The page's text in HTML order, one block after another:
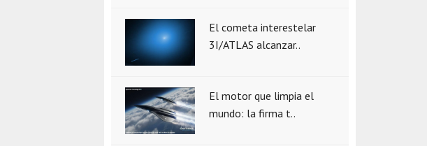
El cometa interestelar
3I/ATLAS alcanzar..
El motor que limpia el
mundo: la firma t..